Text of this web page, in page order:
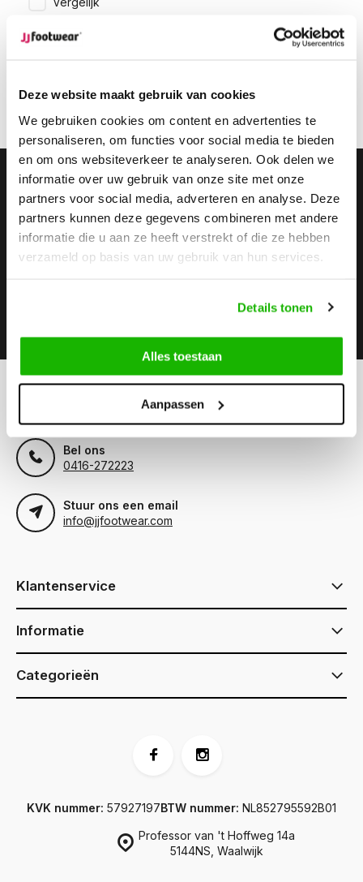
Deze website maakt gebruik van cookies
We gebruiken cookies om content en advertenties te
personaliseren, om functies voor social media te bieden
en om ons websiteverkeer te analyseren. Ook delen we
informatie over uw gebruik van onze site met onze
partners voor social media, adverteren en analyse. Deze
partners kunnen deze gegevens combineren met andere
informatie die u aan ze heeft verstrekt of die ze hebben
verzameld op basis van uw gebruik van hun services.
Details tonen
Alles toestaan
Aanpassen
Pagina 1 van 1
Stay up to date
Abonneer je op onze nieuwsbrief om op de hoogte te
blijven.
Kunnen we helpen?
Klantenservice:
Bel ons
0416-272223
Stuur ons een email
info@jjfootwear.com
Klantenservice
Informatie
Categorieën
Professor van 't Hoffweg 14a
5144NS, Waalwijk
KVK nummer: 57927197BTW nummer: NL852795592B01